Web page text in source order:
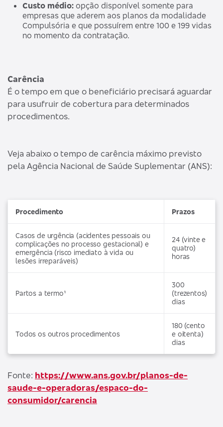
Custo médio: opção disponível somente para
empresas que aderem aos planos da modalidade
Compulsória e que possuírem entre 100 e 199 vidas
no momento da contratação.
Carência
É o tempo em que o beneficiário precisará aguardar
para usufruir de cobertura para determinados
procedimentos.
Veja abaixo o tempo de carência máximo previsto
pela Agência Nacional de Saúde Suplementar (ANS):
Procedimento Prazos
Casos de urgência (acidentes pessoais ou
complicações no processo gestacional) e
emergência (risco imediato à vida ou
lesões irreparáveis)
24 (vinte e
quatro)
horas
Partos a termo¹
300
(trezentos)
dias
Todos os outros procedimentos
180 (cento
e oitenta)
dias
Fonte: https://www.ans.gov.br/planos-de-
saude-e-operadoras/espaco-do-
consumidor/carencia